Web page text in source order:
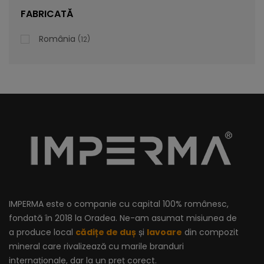
De la996,47
FABRICATĂ
România 12
IMPERMA este o companie cu capital 100% românesc,
fondată în 2018 la Oradea. Ne-am asumat misiunea de
a produce local cădițe de duș și lavoare din compozit
mineral care rivalizează cu marile branduri
internaționale, dar la un preț corect.